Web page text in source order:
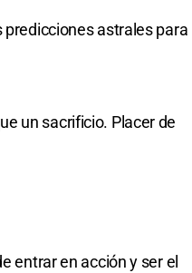
astrales para
un sacrificio. Placer de
entrar en acción y ser el